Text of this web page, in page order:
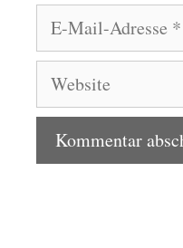
E-
Mail-
Adresse
Website